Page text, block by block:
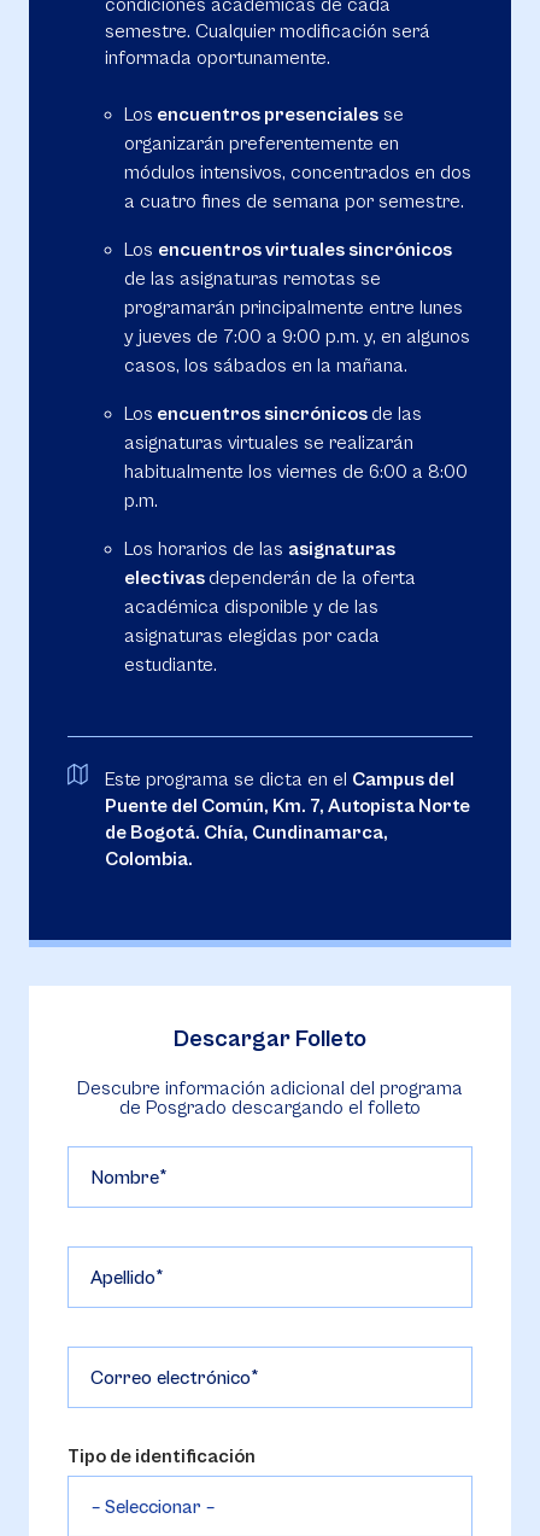
condiciones académicas de cada
semestre. Cualquier modificación será
informada oportunamente.
Los encuentros presenciales se
organizarán preferentemente en
módulos intensivos, concentrados en dos
a cuatro fines de semana por semestre.
Los encuentros virtuales sincrónicos
de las asignaturas remotas se
programarán principalmente entre lunes
y jueves de 7:00 a 9:00 p.m. y, en algunos
casos, los sábados en la mañana.
Los encuentros sincrónicos de las
asignaturas virtuales se realizarán
habitualmente los viernes de 6:00 a 8:00
p.m.
Los horarios de las asignaturas
electivas dependerán de la oferta
académica disponible y de las
asignaturas elegidas por cada
estudiante.
Este programa se dicta en el Campus del
Puente del Común, Km. 7, Autopista Norte
de Bogotá. Chía, Cundinamarca,
Colombia.
Descargar Folleto
Descubre información adicional del programa
de Posgrado descargando el folleto
Nombre
Apellido
Correo electrónico
Tipo de identificación